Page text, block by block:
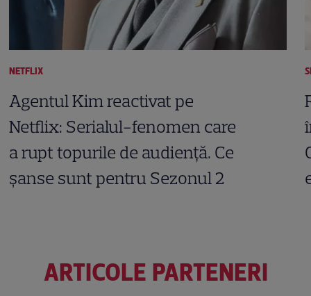
NETFLIX
Agentul Kim reactivat pe
Netflix: Serialul-fenomen care
a rupt topurile de audiență. Ce
șanse sunt pentru Sezonul 2
ARTICOLE PARTENERI